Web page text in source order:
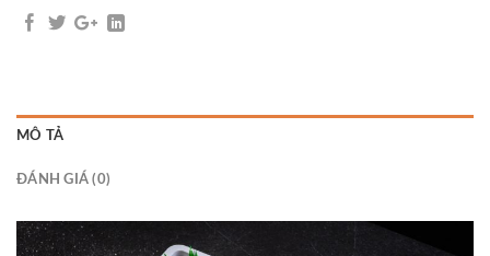
MÔ TẢ
ĐÁNH GIÁ (0)